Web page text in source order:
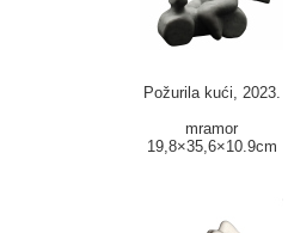
Požurila kući, 2023.
mramor
19,8×35,6×10.9cm